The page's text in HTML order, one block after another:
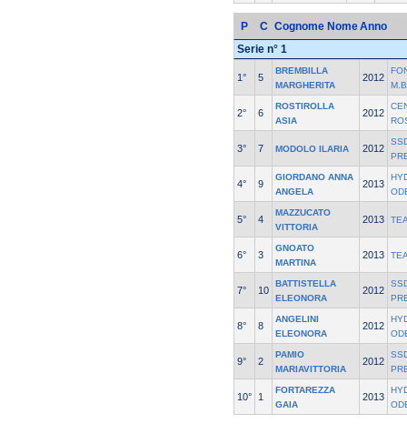
P C Cognome NomeAnno
Serie n° 1
1° 5
BREMBILLA
MARGHERITA
2012
2° 6
ROSTIROLLA
ASIA
2012
3° 7 MODOLO ILARIA 2012
4° 9
GIORDANO ANNA
ANGELA
2013
5° 4
MAZZUCATO
VITTORIA
2013
6° 3
GNOATO
MARTINA
2013
7° 10
BATTISTELLA
ELEONORA
2012
8° 8
ANGELINI
ELEONORA
2012
9° 2
PAMIO
MARIAVITTORIA
2012
10° 1
FORTAREZZA
GAIA
2013